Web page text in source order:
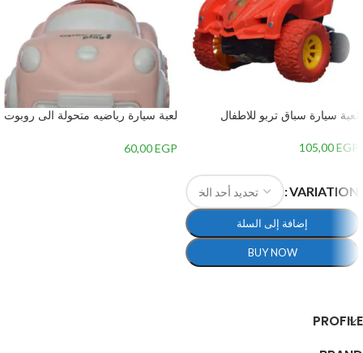
لعبة سيارة سباق تربو للاطفال
105,00EGP
VARIATION
إضافة إلى السلة
BUY NOW
لعبة سيارة رياضيه متحولة الى روبوت
60,00EGP
PROFILE